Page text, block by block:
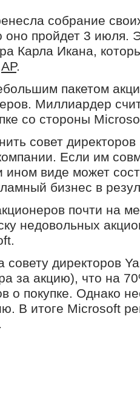
собрание
оно пройдет 3
Карла Икана,
AP.
пакетом
Миллиардер
со стороны
совет
Если им
ином виде может
бизнес в
почти на
недовольных
совету директоров
за акцию), что на
о покупке. Однако
В итоге Microsoft